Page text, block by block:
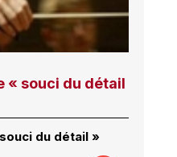
« souci du détail
du détail »